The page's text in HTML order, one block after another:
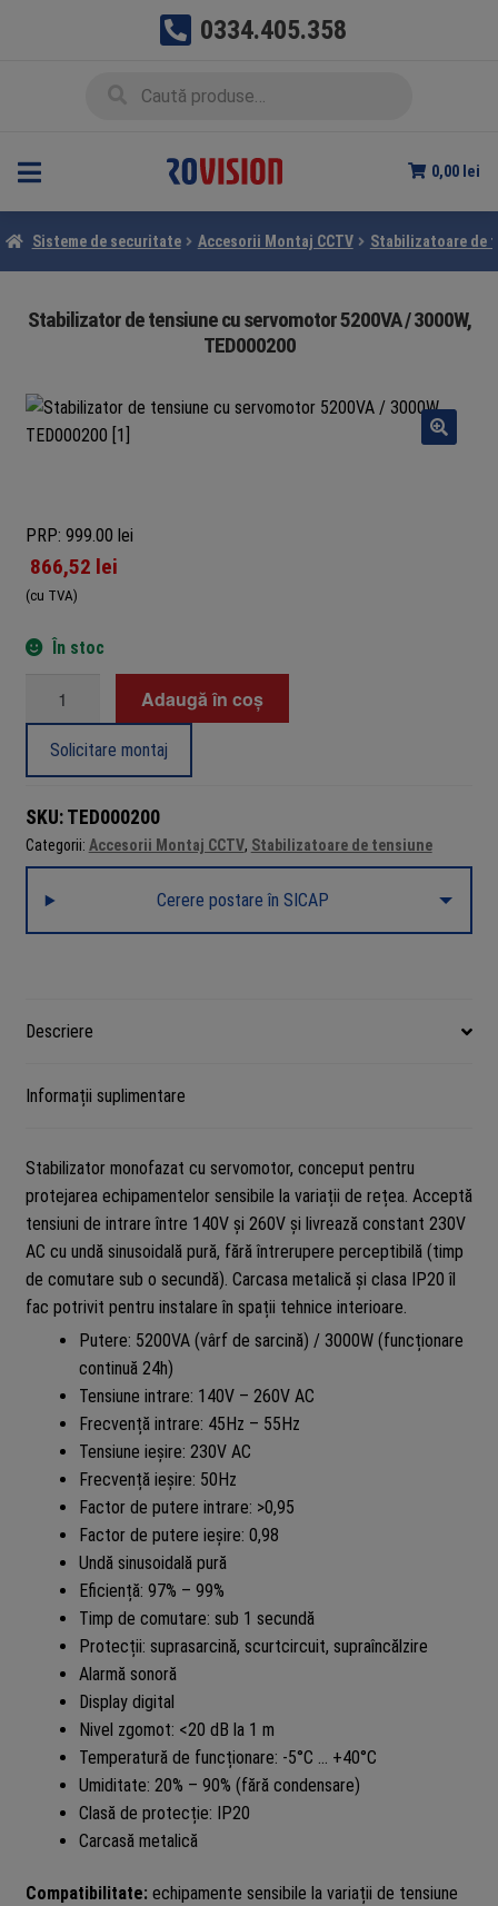
0334.405.358
0,00 lei
Sisteme de securitate Accesorii Montaj CCTV Stabilizatoare de
Stabilizator de tensiune cu servomotor 5200VA / 3000W,
TED000200
PRP: 999.00 lei
866,52 lei
(cu TVA)
În stoc
servomotor
5200VA
3000W,
TED000200
Adaugă în coș
Solicitare montaj
SKU: TED000200
Categorii: Accesorii Montaj CCTV, Stabilizatoare de tensiune
Cerere postare în SICAP
Descriere
Informații suplimentare
Stabilizator monofazat cu servomotor, conceput pentru
protejarea echipamentelor sensibile la variații de rețea. Acceptă
tensiuni de intrare între 140V și 260V și livrează constant 230V
AC cu undă sinusoidală pură, fără întrerupere perceptibilă (timp
de comutare sub o secundă). Carcasa metalică și clasa IP20 îl
fac potrivit pentru instalare în spații tehnice interioare.
Putere: 5200VA (vârf de sarcină) / 3000W (funcționare
continuă 24h)
Tensiune intrare: 140V – 260V AC
Frecvență intrare: 45Hz – 55Hz
Tensiune ieșire: 230V AC
Frecvență ieșire: 50Hz
Factor de putere intrare: >0,95
Factor de putere ieșire: 0,98
Undă sinusoidală pură
Eficiență: 97% – 99%
Timp de comutare: sub 1 secundă
Protecții: suprasarcină, scurtcircuit, supraîncălzire
Alarmă sonoră
Display digital
Nivel zgomot: <20 dB la 1 m
Temperatură de funcționare: -5°C … +40°C
Umiditate: 20% – 90% (fără condensare)
Clasă de protecție: IP20
Carcasă metalică
Compatibilitate:echipamente sensibile la variații de tensiune